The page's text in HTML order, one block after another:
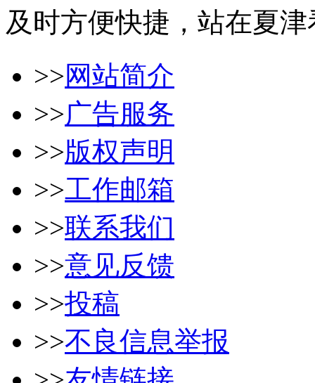
及时方便快捷，站在夏
>>网站简介
>>广告服务
>>版权声明
>>工作邮箱
>>联系我们
>>意见反馈
>>投稿
>>不良信息举报